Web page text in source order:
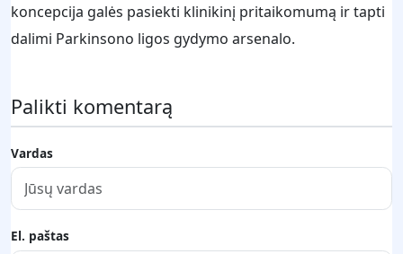
koncepcija galės pasiekti klinikinį pritaikomumą ir tapti
dalimi Parkinsono ligos gydymo arsenalo.
Palikti komentarą
Vardas
El. paštas